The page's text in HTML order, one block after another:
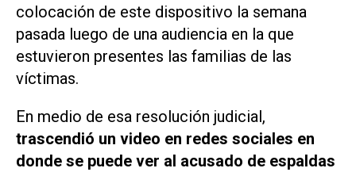
colocación de este dispositivo la semana
pasada luego de una audiencia en la que
estuvieron presentes las familias de las
víctimas.
En medio de esa resolución judicial,
trascendió un video en redes sociales en
donde se puede ver al acusado de espaldas